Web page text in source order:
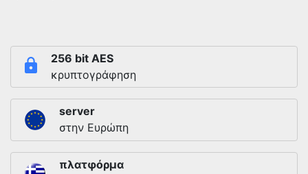
256 bit AES
κρυπτογράφηση
server
στην Ευρώπη
πλατφόρμα